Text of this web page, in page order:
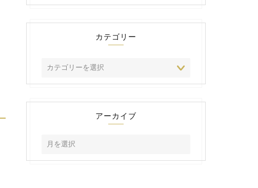
カテゴリー
アーカイブ